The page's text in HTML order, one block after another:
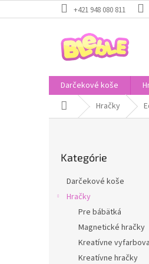
na
+421 948 080 811
Darčekové koše
DomovHračky
kategórie
Kategórie
Darčekové koše
Hračky
Pre bábätká
Magnetické hračky
Kreatívne
Kreatívne hračky